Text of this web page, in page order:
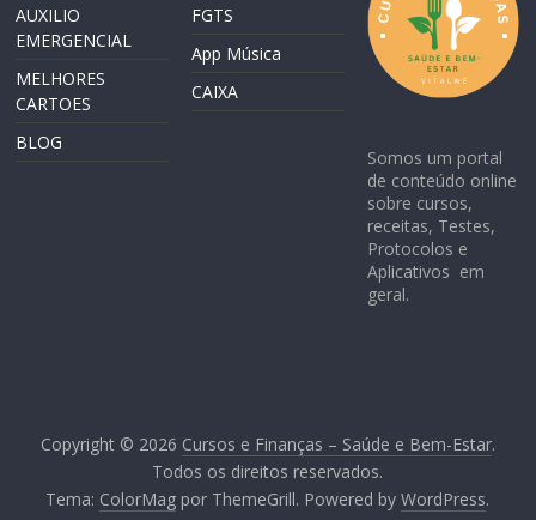
AUXILIO
EMERGENCIAL
MELHORES
CARTOES
BLOG
FGTS
App Música
CAIXA
Somos um portal
de conteúdo online
sobre cursos,
receitas, Testes,
Protocolos e
Aplicativos em
geral.
Copyright © 2026 Cursos e Finanças – Saúde e Bem-Estar.
Todos os direitos reservados.
Tema: ColorMag por ThemeGrill. Powered byWordPress.